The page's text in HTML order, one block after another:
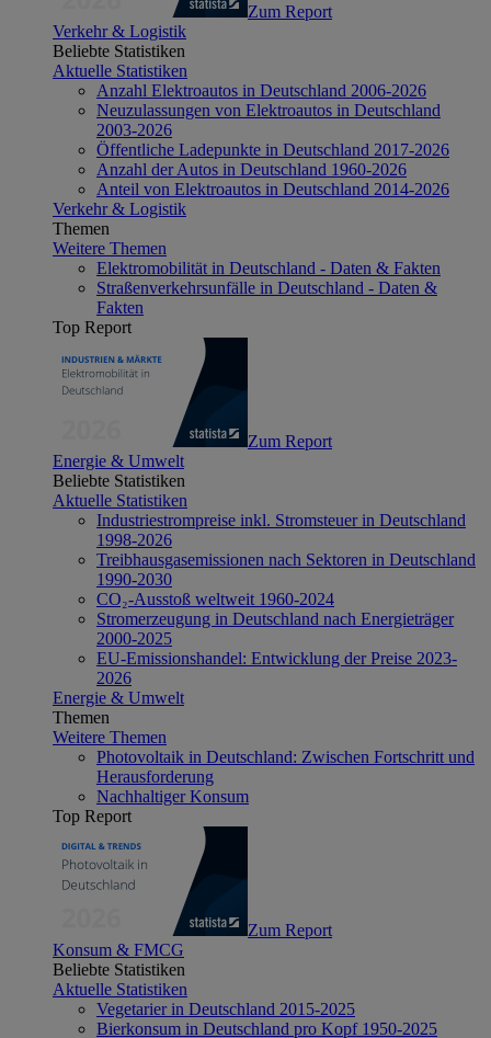
Zum Report
Verkehr & Logistik
Beliebte Statistiken
Aktuelle Statistiken
Anzahl Elektroautos in Deutschland 2006-2026
Neuzulassungen von Elektroautos in Deutschland
2003-2026
Öffentliche Ladepunkte in Deutschland 2017-2026
Anzahl der Autos in Deutschland 1960-2026
Anteil von Elektroautos in Deutschland 2014-2026
Verkehr & Logistik
Themen
Weitere Themen
Elektromobilität in Deutschland - Daten & Fakten
Straßenverkehrsunfälle in Deutschland - Daten &
Fakten
Top Report
Zum Report
Energie & Umwelt
Beliebte Statistiken
Aktuelle Statistiken
Industriestrompreise inkl. Stromsteuer in Deutschland
1998-2026
Treibhausgasemissionen nach Sektoren in Deutschland
1990-2030
CO₂-Ausstoß weltweit 1960-2024
Stromerzeugung in Deutschland nach Energieträger
2000-2025
EU-Emissionshandel: Entwicklung der Preise 2023-
2026
Energie & Umwelt
Themen
Weitere Themen
Photovoltaik in Deutschland: Zwischen Fortschritt und
Herausforderung
Nachhaltiger Konsum
Top Report
Zum Report
Konsum & FMCG
Beliebte Statistiken
Aktuelle Statistiken
Vegetarier in Deutschland 2015-2025
Bierkonsum in Deutschland pro Kopf 1950-2025